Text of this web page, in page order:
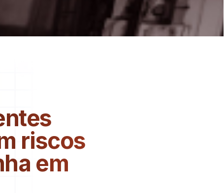
riscos
em